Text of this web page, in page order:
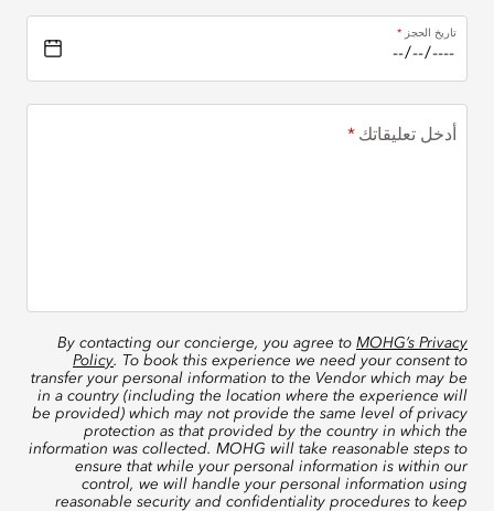
تاريخ الحجز
أدخل تعليقاتك
By contacting our concierge, you agree to MOHG’s Privacy
Policy. To book this experience we need your consent to
transfer your personal information to the Vendor which may be
in a country (including the location where the experience will
be provided) which may not provide the same level of privacy
protection as that provided by the country in which the
information was collected. MOHG will take reasonable steps to
ensure that while your personal information is within our
control, we will handle your personal information using
reasonable security and confidentiality procedures to keep